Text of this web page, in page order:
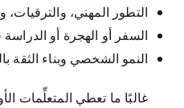
التطور المهني، والترقيات،
السفر أو الهجرة أو
النمو الشخصي وبناء الثقة
غالبًا ما تعطي المتعلِّمات